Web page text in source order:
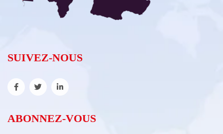
SUIVEZ-NOUS
ABONNEZ-VOUS